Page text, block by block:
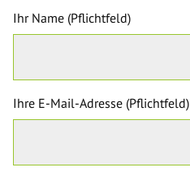
Ihr Name (Pflichtfeld)
Ihre E-Mail-Adresse (Pflichtfeld)